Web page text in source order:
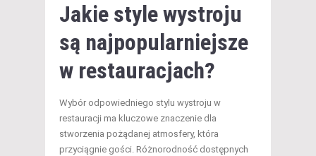
Jakie style wystroju
są najpopularniejsze
w restauracjach?
Wybór odpowiedniego stylu wystroju w
restauracji ma kluczowe znaczenie dla
stworzenia pożądanej atmosfery, która
przyciągnie gości. Różnorodność dostępnych